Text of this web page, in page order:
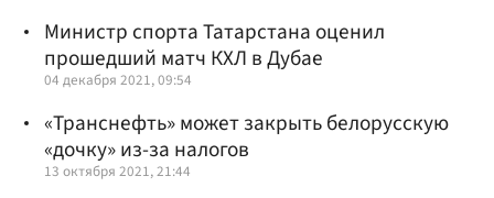
Министр спорта Татарстана оценил
прошедший матч КХЛ в Дубае
04 декабря 2021, 09:54
«Транснефть» может закрыть белорусскую
«дочку» из-за налогов
13 октября 2021, 21:44